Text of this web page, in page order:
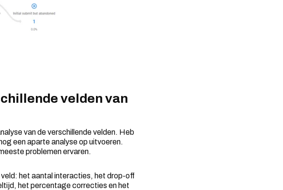
velden van
van de verschillende velden. Heb
een aparte analyse op uitvoeren.
problemen ervaren.
het aantal interacties, het drop-off
het percentage correcties en het